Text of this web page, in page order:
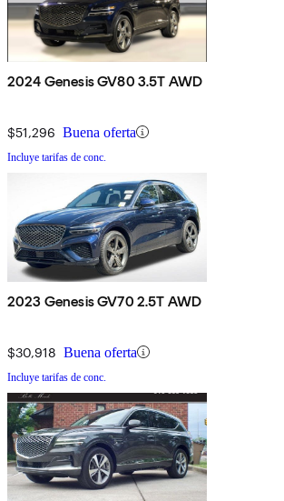
2024 Genesis GV80 3.5T AWD
$51,296 Buena oferta
Incluye tarifas de conc.
2023 Genesis GV70 2.5T AWD
$30,918 Buena oferta
Incluye tarifas de conc.